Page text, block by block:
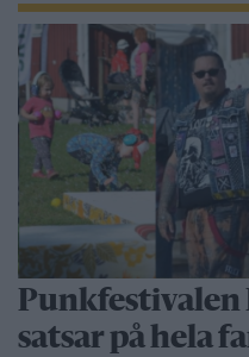
Punkfestivalen
satsar på hela